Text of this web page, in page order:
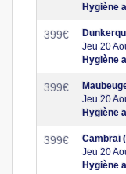
Hygiène
399€
Jeu 20
Hygiène
399€
Jeu 20
Hygiène
399€
Cambrai
Jeu 20
Hygiène